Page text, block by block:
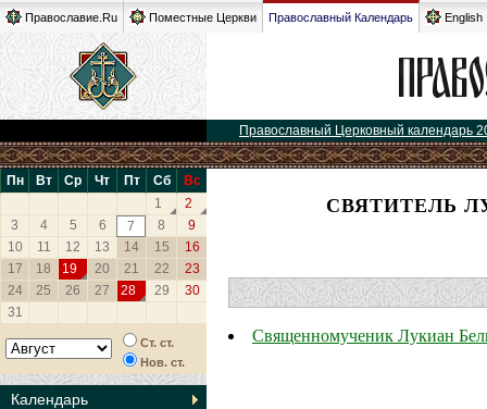
Православие.Ru Поместные Церкви Православный Календарь English
Православный Церковный календарь
Пн Вт Ср Чт Пт Сб
Вс
1
2
3
4 5 6 7 8
9
10
11 12 13 14 15
16
17
18 19 20 21 22
23
24
25 26 27 28 29
30
31
Ст. ст.
Нов. ст.
Календарь
СВЯТИТЕЛЬ
Священномученик Лукиан